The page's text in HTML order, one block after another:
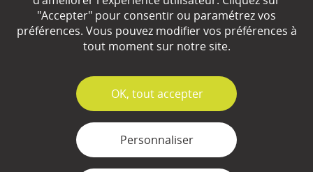
Qui sommes-nous ?
Partenaires
Plan du site
Mentions légales
"Accepter" pour consentir ou paramétrez vos
préférences. Vous pouvez modifier vos préférences à
tout moment sur notre site.
✓
OK, tout accepter
Personnaliser